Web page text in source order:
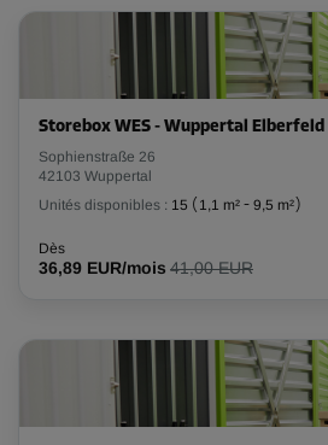
Volume: 8 m³
m Haut:2,5m
-10%
Dès
Surface: 2,2 m²
Volume: 5,5 m³
m Haut: 2,5m
Storebox WES - Wuppertal Elberfeld
Sophienstraße 26
42103 Wuppertal
Unités disponibles : 15 ( 1,1 m² - 9,5 m²)
Dès
36,89 EUR/mois 41,00 EUR